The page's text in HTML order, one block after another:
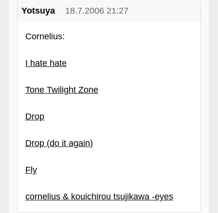
Yotsuya 18.7.2006 21:27
Cornelius:
I hate hate
Tone Twilight Zone
Drop
Drop (do it again)
Fly
cornelius & kouichirou tsujikawa ‑eyes